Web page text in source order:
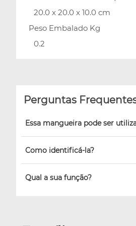
20.0 x 20.0 x 10.0 cm
Peso Embalado Kg
0.2
Perguntas
Essa mangueira pode ser
Como identificá-la?
Qual a sua função?